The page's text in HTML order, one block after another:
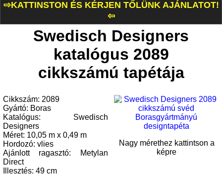
⇨KATTINSTON ÉS KÉRJEN TŐLÜNK AJÁNLATOT!
⇦
Swedisch Designers
katalógus 2089
cikkszámú tapétája
Cikkszám: 2089
Gyártó: Boras
Katalógus: Swedisch
Designers
Méret: 10,05 m x 0,49 m
Hordozó: vlies
Ajánlott ragasztó: Metylan
Direct
Illesztés: 49 cm
Nagy mérethez kattintson a
képre